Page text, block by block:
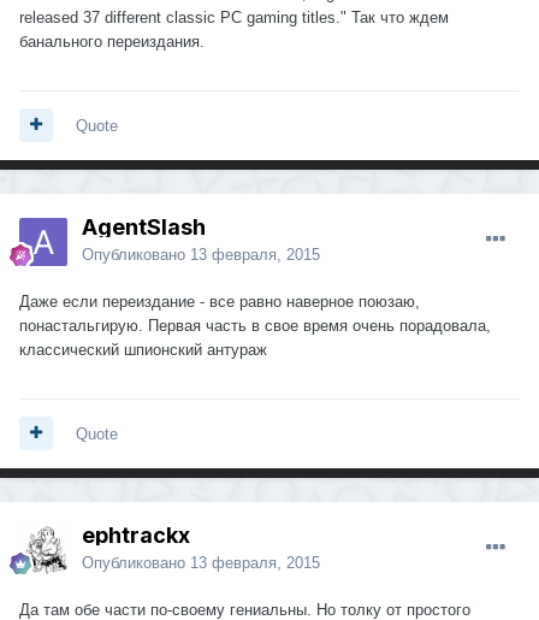
released 37 different classic PC gaming titles." Так что ждем
банального переиздания.
Quote
AgentSlash
Опубликовано 13 февраля, 2015
Даже если переиздание - все равно наверное поюзаю,
понастальгирую. Первая часть в свое время очень порадовала,
классический шпионский антураж
Quote
ephtrackx
Опубликовано 13 февраля, 2015
Да там обе части по-своему гениальны. Но толку от простого